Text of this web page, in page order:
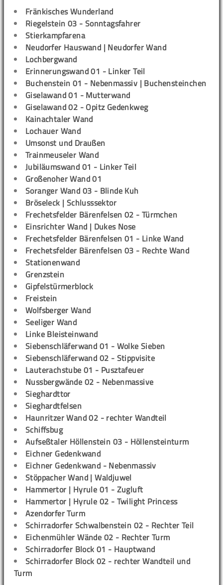
Fränkisches Wunderland
Riegelstein 03 - Sonntagsfahrer
Stierkampfarena
Neudorfer Hauswand | Neudorfer Wand
Lochbergwand
Erinnerungswand 01 - Linker Teil
Buchenstein 01 - Nebenmassiv | Buchensteinchen
Giselawand 01 - Mutterwand
Giselawand 02 - Opitz Gedenkweg
Kainachtaler Wand
Lochauer Wand
Umsonst und Draußen
Trainmeuseler Wand
Jubiläumswand 01 - Linker Teil
Großenoher Wand 01
Soranger Wand 03 - Blinde Kuh
Bröseleck | Schlusssektor
Frechetsfelder Bärenfelsen 02 - Türmchen
Einsrichter Wand | Dukes Nose
Frechetsfelder Bärenfelsen 01 - Linke Wand
Frechetsfelder Bärenfelsen 03 - Rechte Wand
Stationenwand
Grenzstein
Gipfelstürmerblock
Freistein
Wolfsberger Wand
Seeliger Wand
Linke Bleisteinwand
Siebenschläferwand 01 - Wolke Sieben
Siebenschläferwand 02 - Stippvisite
Lauterachstube 01 - Pusztafeuer
Nussbergwände 02 - Nebenmassive
Sieghardttor
Sieghardtfelsen
Haunritzer Wand 02 - rechter Wandteil
Schiffsbug
Aufseßtaler Höllenstein 03 - Höllensteinturm
Eichner Gedenkwand
Eichner Gedenkwand - Nebenmassiv
Stöppacher Wand | Waldjuwel
Hammertor | Hyrule 01 - Zugluft
Hammertor | Hyrule 02 - Twilight Princess
Azendorfer Turm
Schirradorfer Schwalbenstein 02 - Rechter Teil
Eichenmühler Wände 02 - Rechter Turm
Schirradorfer Block 01 - Hauptwand
Schirradorfer Block 02 - rechter Wandteil und
Turm